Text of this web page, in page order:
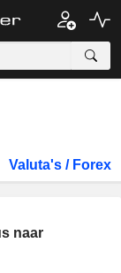
Valuta's / Forex
naar